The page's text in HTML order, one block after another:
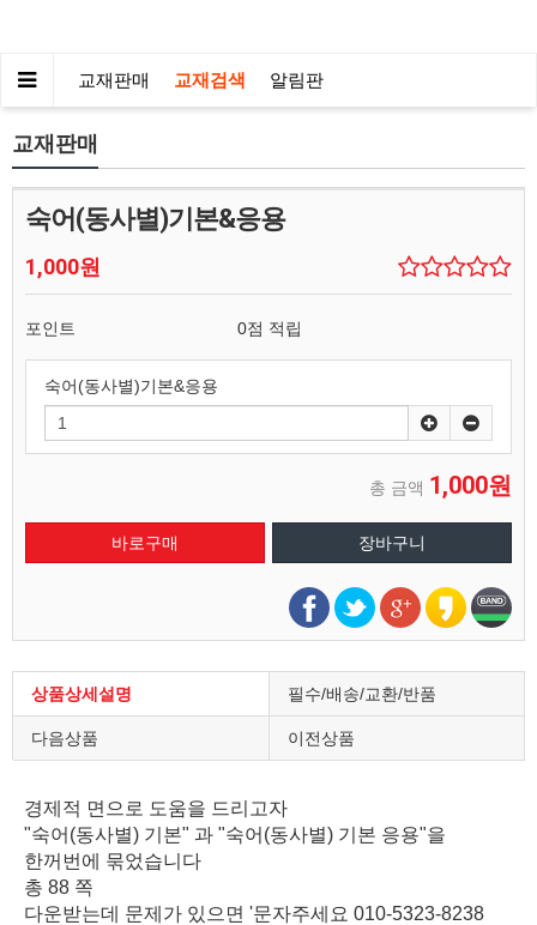
교재판매 교재검색 알림판
교재판매
숙어(동사별)기본&응용
1,000원
포인트 0점 적립
숙어(동사별)기본&응용
총 금액 1,000원
상품상세설명 필수/배송/교환/반품
다음상품 이전상품
경제적 면으로 도움을 드리고자
" 숙어(동사별) 기본" 과 "숙어(동사별) 기본 응용"을
한꺼번에 묶었습니다
총 88 쪽
다운받는데 문제가 있으면 '문자주세요 010-5323-8238